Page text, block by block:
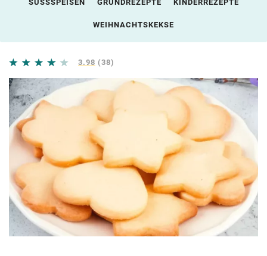
SÜSSSPEISEN GRUNDREZEPTE KINDERREZEPTE
WEIHNACHTSKEKSE
3.98 (38)